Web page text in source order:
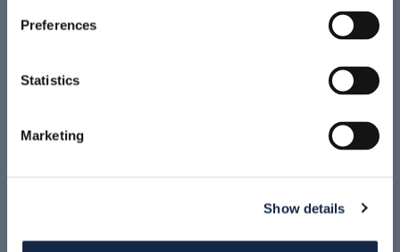
Preferences
Statistics
Marketing
Show details
READ MORE